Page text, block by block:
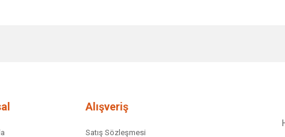
Alışveriş
Satış Sözleşmesi